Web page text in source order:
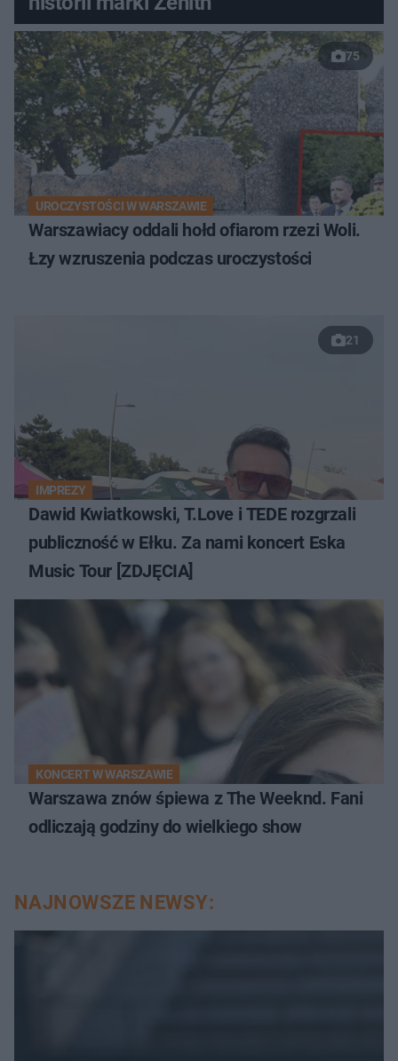
75
UROCZYSTOŚCI W WARSZAWIE
Warszawiacy oddali hołd ofiarom rzezi Woli.
Łzy wzruszenia podczas uroczystości
21
IMPREZY
Dawid Kwiatkowski, T.Love i TEDE rozgrzali
publiczność w Ełku. Za nami koncert Eska
Music Tour [ZDJĘCIA]
KONCERT W WARSZAWIE
Warszawa znów śpiewa z The Weeknd. Fani
odliczają godziny do wielkiego show
NAJNOWSZE NEWSY: